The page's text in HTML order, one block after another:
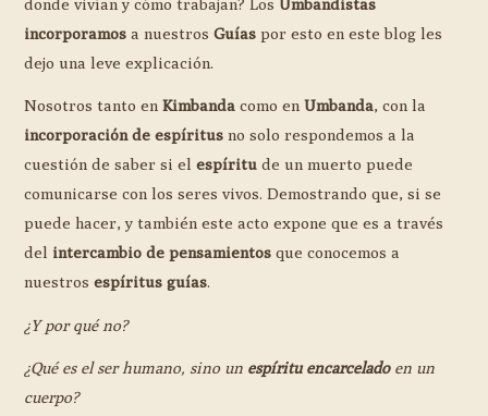
donde vivían y cómo trabajan? LosUmbandistas
incorporamos a nuestrosGuíaspor esto en este blog les
dejo una leve explicación.
Nosotros tanto enKimbanda como enUmbanda, con la
incorporación de espíritus no solo respondemos a la
cuestión de saber si elespíritu de un muerto puede
comunicarse con los seres vivos. Demostrando que, si se
puede hacer, y también este acto expone que es a través
del intercambio de pensamientos que conocemos a
nuestrosespíritus guías.
¿Y por qué no?
¿Qué es el ser humano, sino un espíritu encarceladoen un
cuerpo?